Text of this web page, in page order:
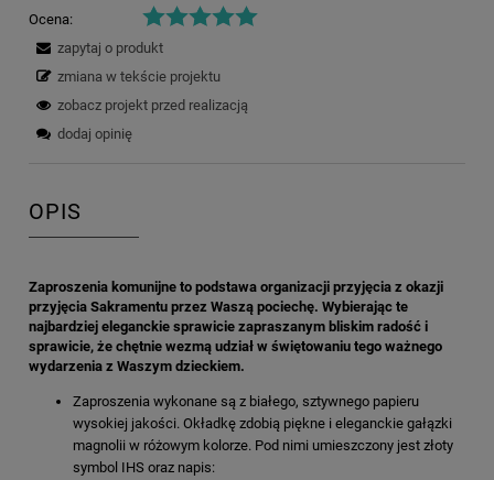
Ocena:
zapytaj o produkt
zmiana w tekście projektu
zobacz projekt przed realizacją
dodaj opinię
OPIS
Zaproszenia komunijne to podstawa organizacji przyjęcia z okazji
przyjęcia Sakramentu przez Waszą pociechę. Wybierając te
najbardziej eleganckie sprawicie zapraszanym bliskim radość i
sprawicie, że chętnie wezmą udział w świętowaniu tego ważnego
wydarzenia z Waszym dzieckiem.
Zaproszenia wykonane są z białego, sztywnego papieru
wysokiej jakości. Okładkę zdobią piękne i eleganckie gałązki
magnolii w różowym kolorze. Pod nimi umieszczony jest złoty
symbol IHS oraz napis: